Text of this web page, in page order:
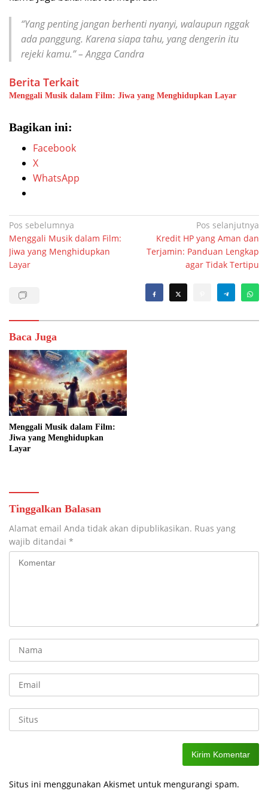
“Yang penting jangan berhenti nyanyi, walaupun nggak
ada panggung. Karena siapa tahu, yang dengerin itu
rejeki kamu.”– Angga Candra
Berita Terkait
Menggali Musik dalam Film: Jiwa yang Menghidupkan Layar
Bagikan ini:
Facebook
X
WhatsApp
Navigasi
pos
Pos sebelumnya
Menggali Musik dalam Film:
Jiwa yang Menghidupkan
Layar
Pos selanjutnya
Kredit HP yang Aman dan
Terjamin: Panduan Lengkap
agar Tidak Tertipu
Baca Juga
Menggali Musik dalam Film:
Jiwa yang Menghidupkan
Layar
Tinggalkan Balasan
Alamat email Anda tidak akan dipublikasikan. Ruas yang
wajib ditandai *
Situs ini menggunakan Akismet untuk mengurangi spam.